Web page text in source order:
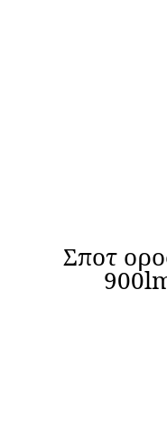
Σποτ